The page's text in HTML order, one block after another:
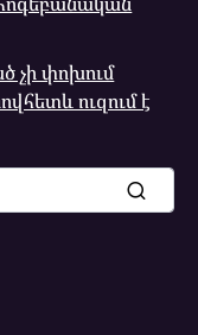
չի փոխում
ուզում է